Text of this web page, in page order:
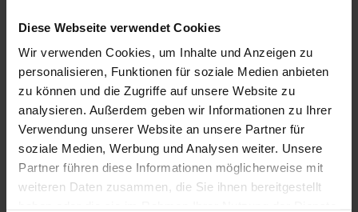
Diese Webseite verwendet Cookies
Wir verwenden Cookies, um Inhalte und Anzeigen zu
personalisieren, Funktionen für soziale Medien anbieten
zu können und die Zugriffe auf unsere Website zu
analysieren. Außerdem geben wir Informationen zu Ihrer
Verwendung unserer Website an unsere Partner für
soziale Medien, Werbung und Analysen weiter. Unsere
Partner führen diese Informationen möglicherweise mit
weiteren Daten zusammen, die Sie ihnen bereitgestellt
kartellrechtlichen Missbrauchsaufsicht kennt auch
das allgemeine Zivilrecht mit § 315 BGB eine
Vorschrift, die bereits seit langem zur
Entgeltkontrolle unter Kontrahierungszwang
eingesetzt wird. Insbesondere die Kritiker hoher
Netznutzungsentgelte berufen sich auf den § 315
BGB und machen die Unbilligkeit und somit
Unverbindlichkeit der einseitigen